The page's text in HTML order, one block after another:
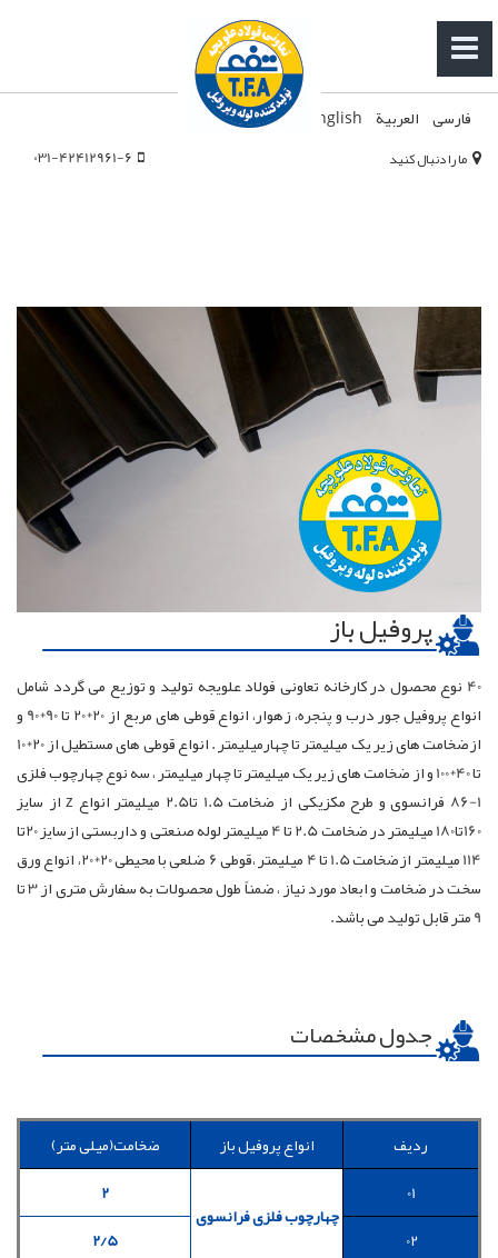
فارسی العربية English
ما را دنبال کنید 031-42412961-6
پروفیل باز
40 نوع محصول در کارخانه تعاونی فولاد علویجه تولید و توزیع می گردد شامل
انواع پروفیل جور درب و پنجره، زهوار، انواع قوطی های مربع از 20*20 تا 90*90 و
ازضخامت های زیر یک میلیمتر تا چهارمیلیمتر . انواع قوطی های مستطیل از 20*10
تا 40*100 و از ضخامت های زیر یک میلیمتر تا چهار میلیمتر ، سه نوع چهارچوب فلزی
1-86 فرانسوی و طرح مکزیکی از ضخامت 1.5 تا2.5 میلیمتر انواع z از سایز
160تا180 میلیمتر در ضخامت 2.5 تا 4 میلیمتر لوله صنعتی و داربستی ازسایز 20تا
114 میلیمتر ازضخامت 1.5 تا 4 میلیمتر ،قوطی 6 ضلعی با محیطی 20*20، انواع ورق
سخت در ضخامت و ابعاد مورد نیاز ، ضمناً طول محصولات به سفارش متری از 3 تا
9 متر قابل تولید می باشد.
جدول مشخصات
ردیف انواع پروفیل باز
ضخامت(میلی متر)
01
چهارچوب فلزی فرانسوی
2
02
2/5